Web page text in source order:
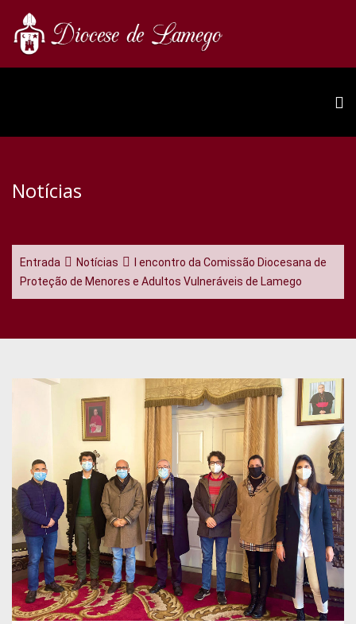
Notícias
Entrada Notícias
I encontro da Comissão Diocesana de
Proteção de Menores e Adultos Vulneráveis de Lamego